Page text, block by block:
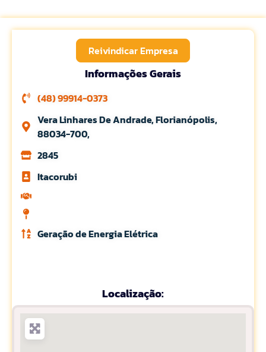
Reivindicar Empresa
Informações Gerais
(48) 99914-0373
Vera Linhares De Andrade, Florianópolis,
88034-700,
2845
Itacorubi
Geração de Energia Elétrica
Localização: